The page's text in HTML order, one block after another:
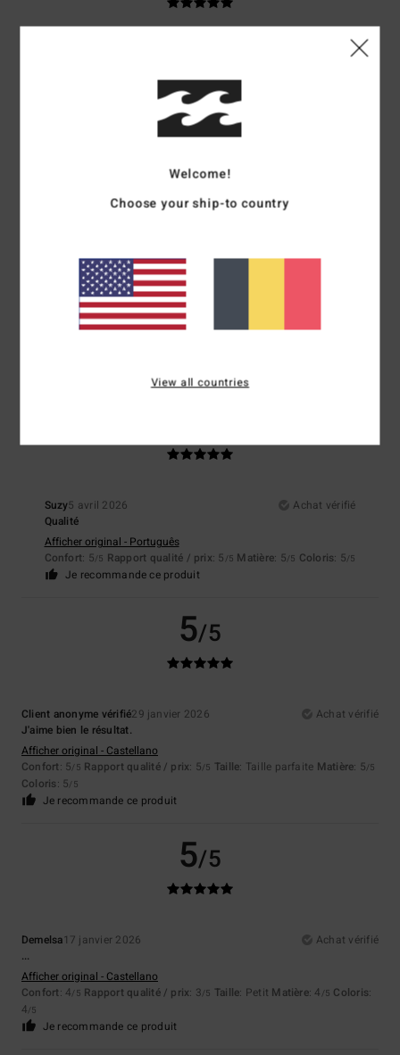
Achat vérifié
Rapport qualité / prix: 5 Taille: Taille parfaite
Je recommande ce produit
5/5
6 avril 2026
Il manquait un peu de panache, mais ça va
Afficher original - Castellano
/5 Rapport qualité / prix Taille: PetitMatière: 5/5
Suzy5 avril 2026
Achat vérifié
Qualité
Afficher original - Português
Confort: 5/5 Rapport qualité / prix: 5 /5 Matière: 5/5 Coloris: 5/5
Je recommande ce produit
5/5
Client anonyme vérifié29 janvier 2026
Achat vérifié
J'aime bien le résultat.
Afficher original - Castellano
Confort: 5/5 Rapport qualité / prix: 5/5 Taille: Taille parfaite Matière: 5/5
Coloris: 5/5
Je recommande ce produit
5/5
Demelsa17 janvier 2026
Achat vérifié
...
Afficher original - Castellano
Confort: 4/5 Rapport qualité / prix: 3/5 Taille: Petit Matière: 4 /5 Coloris:
4/5
Je recommande ce produit
Welcome!
Choose your ship-to country
View all countries